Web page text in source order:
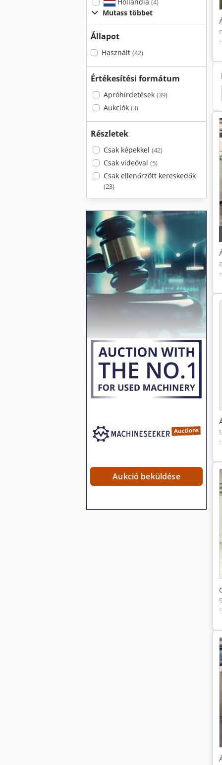
(4)
Mutass többet
Állapot
Használt (42)
Értékesítési formátum
Apróhirdetések (39)
Aukciók (3)
Részletek
Csak képekkel (42)
Csak videóval (5)
Csak ellenőrzött kereskedők
(23)
Aukció beküldése
Hús Látta Függőleges Megmunkáló Központ